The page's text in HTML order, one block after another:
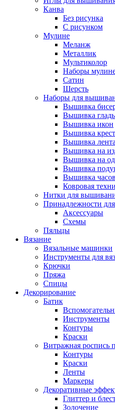
Канва
Без рисунка
С рисунком
Мулине
Меланж
Металлик
Мультиколор
Наборы
Сатин
Шерсть
Наборы для
Вышивка
Вышивка
Вышивка икон
Вышивка
Вышивка
Вышивка на
Вышивка на
Вышивка
Вышивка часов
Ковровая
Нитки для
Принадлежности
Аксессуары
Схемы
Пяльцы
Вязание
Вязальные машинки
Инструменты для
Крючки
Пряжа
Спицы
Декорирование
Батик
Инструменты
Контуры
Краски
Витражная роспись
Контуры
Краски
Ленты
Маркеры
Декоративные
Глиттер и
Золочение